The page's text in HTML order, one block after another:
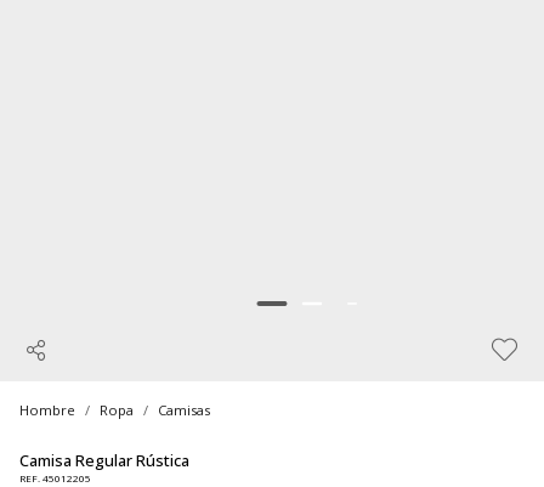
Hombre Ropa Camisas
Camisa Regular Rústica
REF. 45012205